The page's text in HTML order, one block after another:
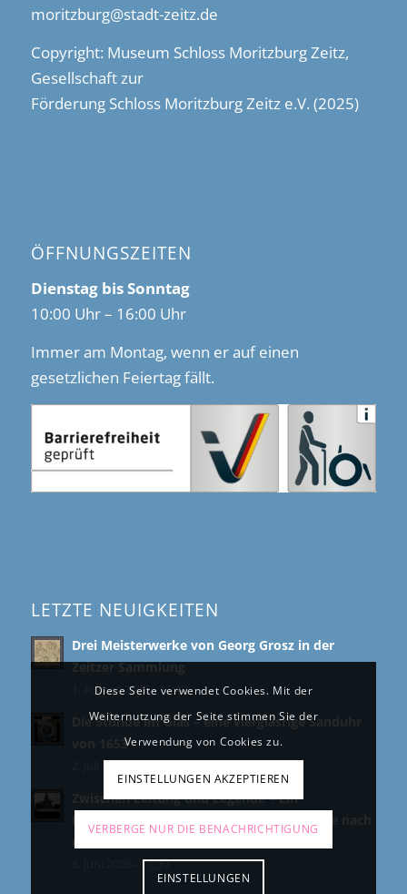
moritzburg@stadt-zeitz.de
Copyright: Museum Schloss Moritzburg Zeitz,
Gesellschaft zur
Förderung Schloss Moritzburg Zeitz e.V. (2025)
ÖFFNUNGSZEITEN
Dienstag bis Sonntag
10:00 Uhr – 16:00 Uhr
Immer am Montag, wenn er auf einen
gesetzlichen Feiertag fällt.
LETZTE NEUIGKEITEN
Drei Meisterwerke von Georg Grosz in der
Zeitzer Sammlung
1. August 2026 - 11:42
Die Stunde im Glas – eine viergläsrige Sanduhr
von 1653
2. Juli 2026 - 14:08
Zwischen Leitung und Legende – Ein
Fernschreiber? Ein Gerücht? Und die Frage nach
der Wahrheit
8. Juni 2026 - 11:39
Diese Seite verwendet Cookies. Mit der
Weiternutzung der Seite stimmen Sie der
Verwendung von Cookies zu.
EINSTELLUNGEN AKZEPTIEREN
VERBERGE NUR DIE BENACHRICHTIGUNG
EINSTELLUNGEN